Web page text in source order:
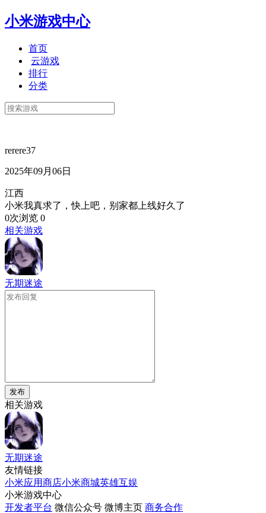
小米游戏中心
首页
云游戏
排行
分类
rerere37
2025年09月06日
江西
小米我真求了，快上吧，别家都上线好久了
0次浏览 0
相关游戏
无期迷途
发布
相关游戏
无期迷途
友情链接
小米应用商店小米商城英雄互娱
小米游戏中心
开发者平台 微信公众号 微博主页 商务合作